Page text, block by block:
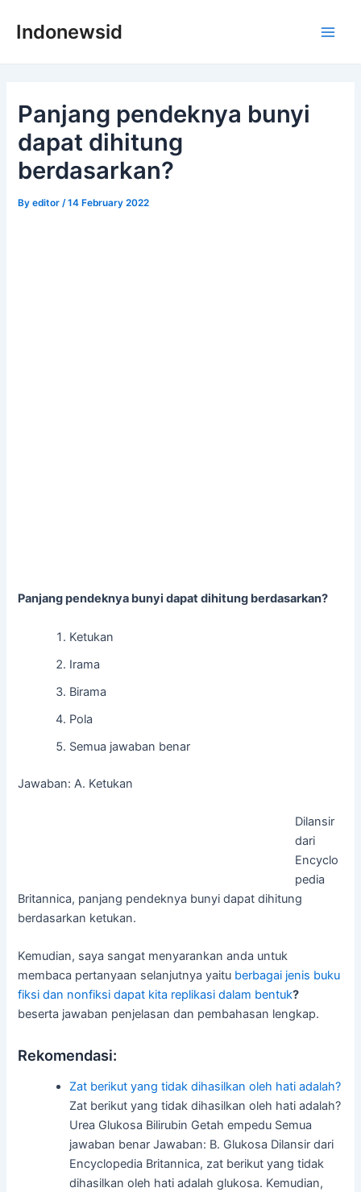
Indonewsid
Panjang pendeknya bunyi
dapat dihitung
berdasarkan?
Byeditor /14 February 2022
Panjang pendeknya bunyi dapat dihitung berdasarkan?
Ketukan
Irama
Birama
Pola
Semua jawaban benar
Jawaban: A. Ketukan
Dilansir
dari
Encyclo
pedia
Britannica, panjang pendeknya bunyi dapat dihitung
berdasarkan ketukan.
Kemudian, saya sangat menyarankan anda untuk
membaca pertanyaan selanjutnya yaitu berbagai jenis buku
fiksi dan nonfiksi dapat kita replikasi dalam bentuk?
beserta jawaban penjelasan dan pembahasan lengkap.
Rekomendasi:
Zat berikut yang tidak dihasilkan oleh hati adalah?
Zat berikut yang tidak dihasilkan oleh hati adalah?
Urea Glukosa Bilirubin Getah empedu Semua
jawaban benar Jawaban: B. Glukosa Dilansir dari
Encyclopedia Britannica, zat berikut yang tidak
dihasilkan oleh hati adalah glukosa. Kemudian,